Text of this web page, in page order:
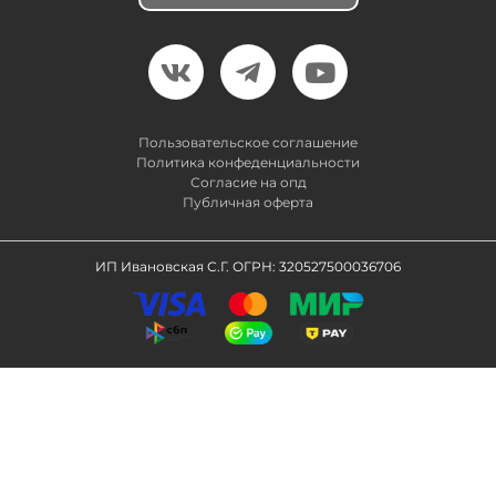
Пользовательское соглашение
Политика конфеденциальности
Согласие на опд
Публичная оферта
ИП Ивановская С.Г. ОГРН: 320527500036706